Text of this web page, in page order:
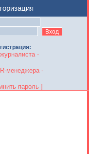
-
менеджера -
пароль ]